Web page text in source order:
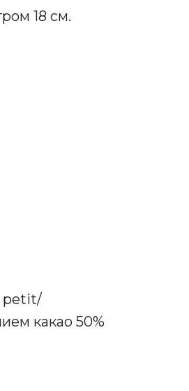
18 см.
petit/
какао 50%